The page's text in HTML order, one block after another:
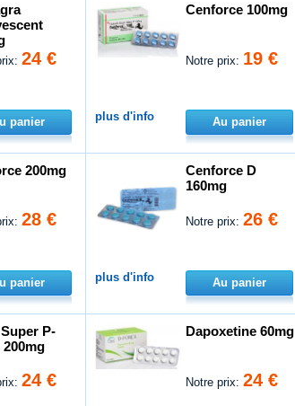
24 €
panier
Cenforce 100mg
Notre prix: 19 €
plus d'info Au panier
200mg
28 €
panier
Cenforce D
160mg
Notre prix:26 €
plus d'info Au panier
P-
200mg
24 €
Dapoxetine 60mg
Notre prix:24 €